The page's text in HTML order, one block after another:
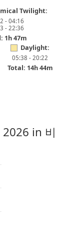
Twilight:
- 04:16
- 22:36
1h 47m
Daylight:
05:38 - 20:22
Total: 14h 44m
in 비